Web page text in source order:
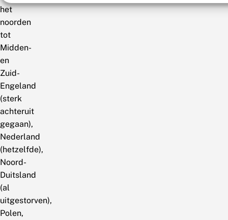
het
noorden
tot
Midden-
en
Zuid-
Engeland
(sterk
achteruit
gegaan),
Nederland
(hetzelfde),
Noord-
Duitsland
(al
uitgestorven),
Polen,